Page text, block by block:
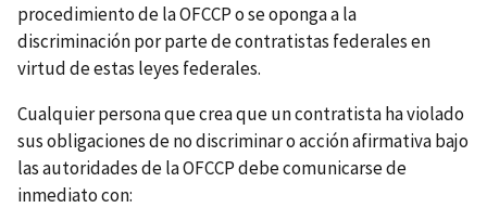
procedimiento de la OFCCP o se oponga a la
discriminación por parte de contratistas federales en
virtud de estas leyes federales.
Cualquier persona que crea que un contratista ha violado
sus obligaciones de no discriminar o acción afirmativa bajo
las autoridades de la OFCCP debe comunicarse de
inmediato con: